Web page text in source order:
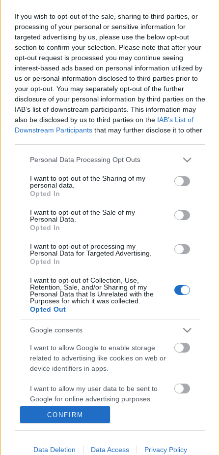
If you wish to opt-out of the sale, sharing to third parties, or
processing of your personal or sensitive information for
targeted advertising by us, please use the below opt-out
section to confirm your selection. Please note that after your
opt-out request is processed you may continue seeing
interest-based ads based on personal information utilized by
us or personal information disclosed to third parties prior to
your opt-out. You may separately opt-out of the further
disclosure of your personal information by third parties on the
IAB’s list of downstream participants. This information may
also be disclosed by us to third parties on the IAB’s List of
Downstream Participants that may further disclose it to other
Please note that this website/app uses one or more Google
not limited to your visit or usage behaviour. You may click to
grant or deny consent to Google and its third-party tags to
use your data for below specified purposes in below Google
consent section.
Personal Data Processing Opt Outs
I want to opt-out of the Sharing of my
personal data.
Opted In
I want to opt-out of the Sale of my
Personal Data.
Opted In
I want to opt-out of processing my
Personal Data for Targeted Advertising.
Opted In
I want to opt-out of Collection, Use,
Retention, Sale, and/or Sharing of my
Personal Data that Is Unrelated with the
Purposes for which it was collected.
Opted Out
Google consents
I want to allow Google to enable storage
related to advertising like cookies on web or
device identifiers in apps.
I want to allow my user data to be sent to
Google for online advertising purposes.
I want to allow Google to send me
personalized advertising.
I want to allow Google to enable storage
CONFIRM
Data Deletion Data Access Privacy Policy
Gázkereskedők csúcstalálkozója
vordecker•2013. június 29.
Ahogy a Sailing Anarchy posztjában kajánul
megjegyzi, az RC44-es széria lassan a gáz- és
gazdasági hátterére és nyilván a nagyszámú orosz
RC44 Puerto Calero Cup - Második
2012. február 10.
Azt értjük, hogy izgatott volt mindenki, de hogy
egyből fekete zászlós rajt?! Peter Reggio felelős
versenyvezető nem viccelt: a mezőnyverseny első
nekifutásánál többen kint voltak a mezőnyből, így
másodikra szépen elővette a rettegett lobogót. Az
előrejelzés ugyanis már-már…
RC 44 Kupa, Malcesine -
Mezőnyverseny
Hat futam két nap alatt - igazán nem nevezhető